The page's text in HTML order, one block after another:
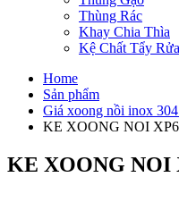
Thùng Rác
Khay Chia Thìa
Kệ Chất Tẩy Rửa
Home
Sản phẩm
Giá xoong nồi inox
KE XOONG NOI
KE XOONG NOI